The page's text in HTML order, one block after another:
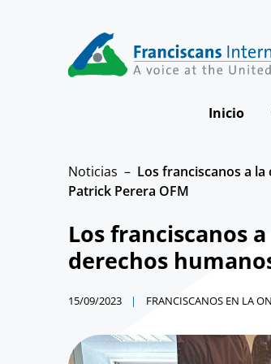
Inicio
Noticias
Los franciscanos a
Patrick Perera OFM
Los franciscanos
derechos
15/09/2023 FRANCISCANOS EN LA